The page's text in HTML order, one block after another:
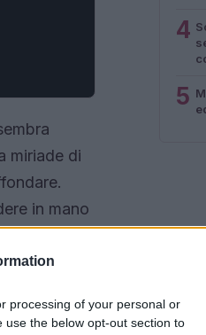
processing of your personal or
the below opt-out section to
miriade di
in mano
Un
4
5